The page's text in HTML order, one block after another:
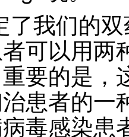
我们的双
可以用两
要的是，
患者的
毒感染患